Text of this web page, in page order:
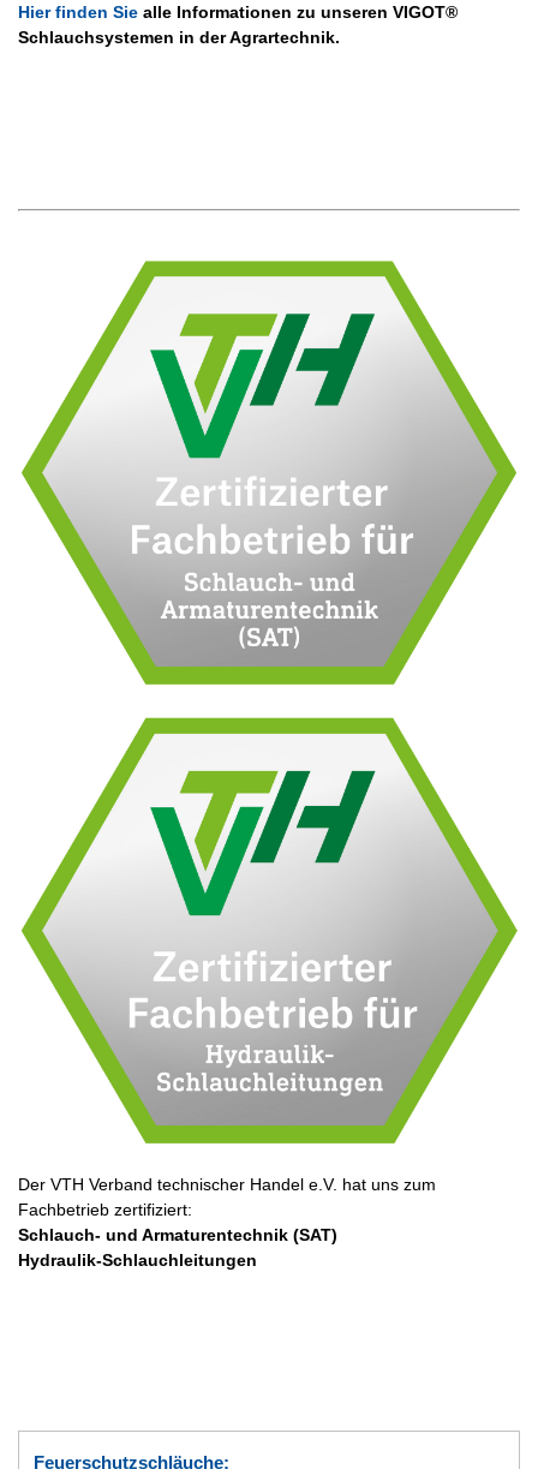
Hier finden Sie alle Informationen zu unseren VIGOT®
Schlauchsystemen in der Agrartechnik.
Der VTH Verband technischer Handel e.V. hat uns zum
Fachbetrieb zertifiziert:
Schlauch- und Armaturentechnik (SAT)
Hydraulik-Schlauchleitungen
Feuerschutzschläuche: